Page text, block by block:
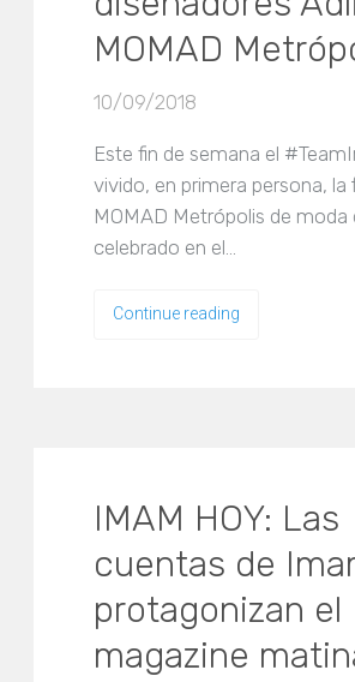
MOMAD
10/09/2018
Este fin de semana el
vivido, en primera persona, la
MOMAD Metrópolis de moda
celebrado en el…
Continue reading
IMAM HOY: Las
cuentas de
protagonizan el
magazine